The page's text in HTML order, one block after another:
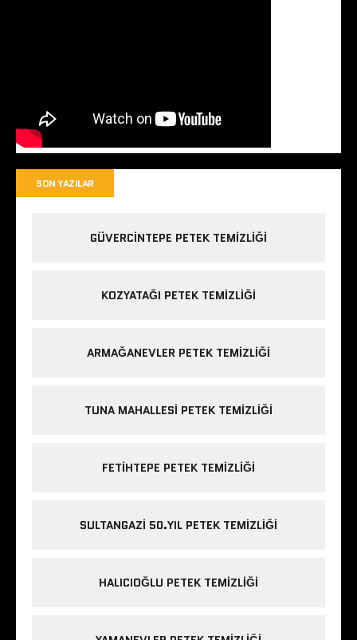
SON YAZILAR
GÜVERCINTEPE PETEK TEMIZLIĞI
KOZYATAĞI PETEK TEMIZLIĞI
ARMAĞANEVLER PETEK TEMIZLIĞI
TUNA MAHALLESI PETEK TEMIZLIĞI
FETIHTEPE PETEK TEMIZLIĞI
SULTANGAZI 50.YIL PETEK TEMIZLIĞI
HALICIOĞLU PETEK TEMIZLIĞI